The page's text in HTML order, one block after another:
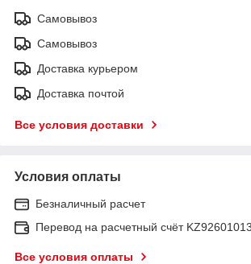
Самовывоз
Самовывоз
Доставка курьером
Доставка почтой
Все условия доставки
Условия оплаты
Безналичный расчет
Перевод на расчетный счёт
Все условия оплаты